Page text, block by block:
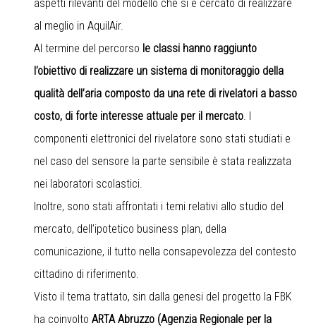
aspetti rilevanti del modello che si è cercato di realizzare
al meglio in AquilAir.
Al termine del percorso le classi hanno raggiunto
l’obiettivo di realizzare un sistema di monitoraggio della
qualità dell’aria composto da una rete di rivelatori a basso
costo, di forte interesse attuale per il mercato . I
componenti elettronici del rivelatore sono stati studiati e
nel caso del sensore la parte sensibile è stata realizzata
nei laboratori scolastici.
Inoltre, sono stati affrontati i temi relativi allo studio del
mercato, dell’ipotetico business plan, della
comunicazione, il tutto nella consapevolezza del contesto
cittadino di riferimento.
Visto il tema trattato, sin dalla genesi del progetto la FBK
ha coinvolto ARTA Abruzzo (Agenzia Regionale per la